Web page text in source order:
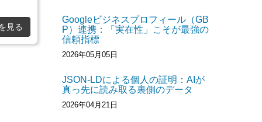
見る
Googleビジネスプロフィール（GB
P）連携：「実在性」こそが最強の
信頼指標
2026年05月05日
JSON-LDによる個人の証明：AIが
真っ先に読み取る裏側のデータ
2026年04月21日